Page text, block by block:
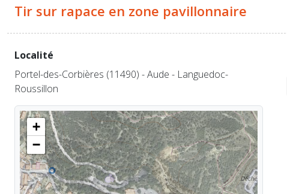
Tir sur rapace en zone pavillonnaire
Localité
Portel-des-Corbières (11490) - Aude - Languedoc-
Roussillon
+
−